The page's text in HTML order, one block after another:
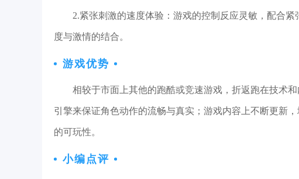
2.紧张刺激的速度体验：游戏的控制反应灵敏，配合
度与激情的结合。
游戏优势
相较于市面上其他的跑酷或竞速游戏，折返跑在技术
引擎来保证角色动作的流畅与真实；游戏内容上不断更新
的可玩性。
小编点评